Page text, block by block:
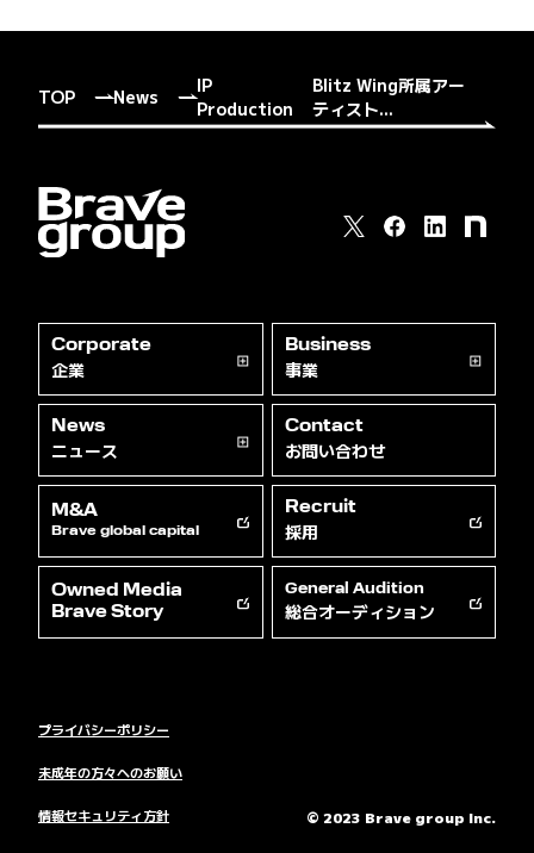
TOP News
IP
Production
Blitz Wing所属アー
ティスト...
Corporate
企業
Business
事業
News
ニュース
Contact
お問い合わせ
M&A
Brave global capital
Recruit
採用
Owned Media
Brave Story
General Audition
総合オーディション
© 2023 Brave group Inc.
プライバシーポリシー
未成年の方々へのお願い
情報セキュリティ方針